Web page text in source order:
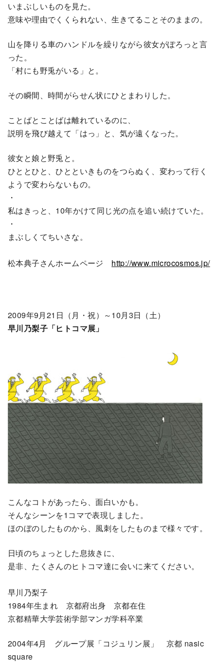
いまぶしいものを見た。
意味や理由でくくられない、生きてることそのままの。
山を降りる車のハンドルを繰りながら彼女がぽろっと言
った。
「村にも野兎がいる」と。
その瞬間、時間がらせん状にひとまわりした。
ことばとことばは離れているのに、
説明を飛び越えて「はっ」と、気が遠くなった。
彼女と娘と野兎と。
ひととひと、ひとといきものをつらぬく、変わって行く
ようで変わらないもの。
・
私はきっと、10年かけて同じ光の点を追い続けていた。
・
まぶしくてちいさな。
松本典子さんホームページ http://www.microcosmos.jp/
2009年9月21日（月・祝）～10月3日（土）
早川乃梨子「ヒトコマ展」
こんなコトがあったら、面白いかも。
そんなシーンを1コマで表現しました。
ほのぼのしたものから、風刺をしたものまで様々です。
日頃のちょっとした息抜きに、
是非、たくさんのヒトコマ達に会いに来てください。
早川乃梨子
1984年生まれ 京都府出身 京都在住
京都精華大学芸術学部マンガ学科卒業
2004年4月 グループ展「コジュリン展」 京都 nasic
square